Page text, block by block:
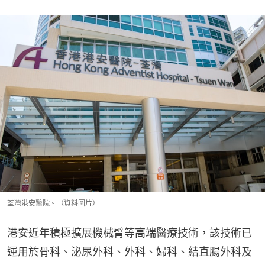
荃灣港安醫院。（資料圖片）
港安近年積極擴展機械臂等高端醫療技術，該技術已
運用於骨科、泌尿外科、外科、婦科、結直腸外科及